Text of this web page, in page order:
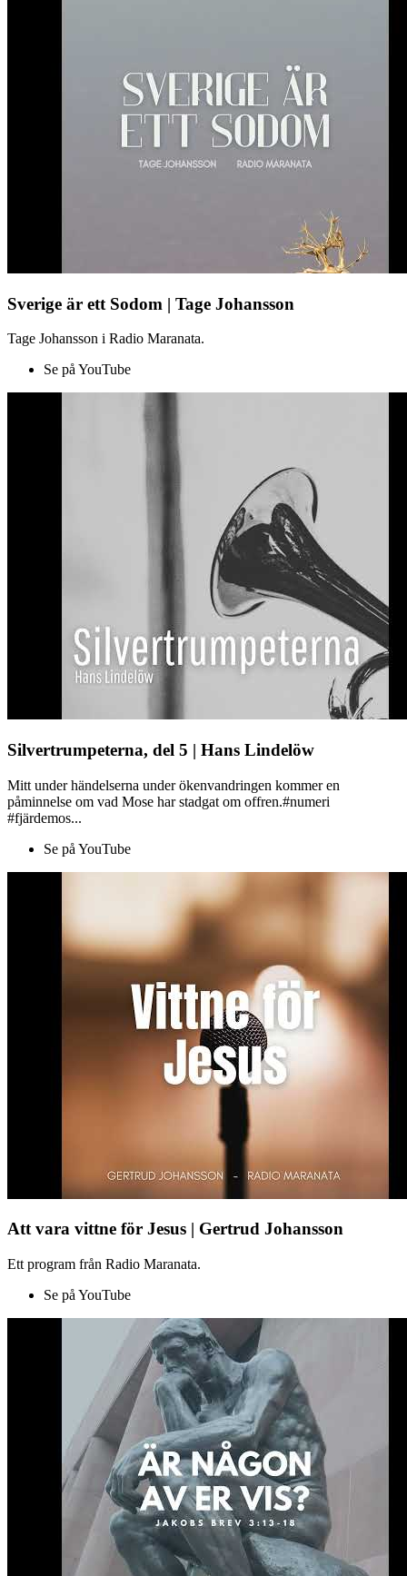
Sverige är ett Sodom | Tage Johansson
Tage Johansson i Radio Maranata.
Se på YouTube
Silvertrumpeterna, del 5 | Hans Lindelöw
Mitt under händelserna under ökenvandringen kommer en
påminnelse om vad Mose har stadgat om offren.#numeri
#fjärdemos...
Se på YouTube
Att vara vittne för Jesus | Gertrud Johansson
Ett program från Radio Maranata.
Se på YouTube